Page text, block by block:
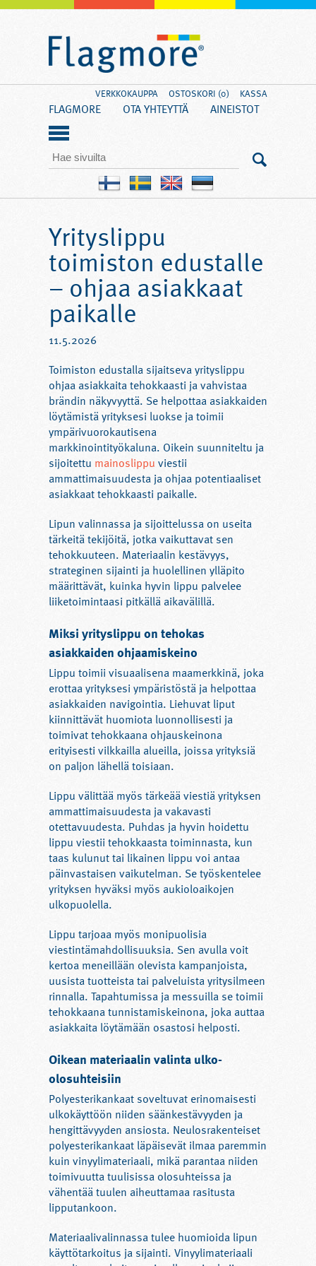
FLAGMORE OTA YHTEYTTÄ AINEISTOT
VERKKOKAUPPA OSTOSKORI (0) KASSA
Yrityslippu
toimiston edustalle
– ohjaa asiakkaat
paikalle
11.5.2026
Toimiston edustalla sijaitseva yrityslippu
ohjaa asiakkaita tehokkaasti ja vahvistaa
brändin näkyvyyttä. Se helpottaa asiakkaiden
löytämistä yrityksesi luokse ja toimii
ympärivuorokautisena
markkinointityökaluna. Oikein suunniteltu ja
sijoitettu mainoslippu viestii
ammattimaisuudesta ja ohjaa potentiaaliset
asiakkaat tehokkaasti paikalle.
Lipun valinnassa ja sijoittelussa on useita
tärkeitä tekijöitä, jotka vaikuttavat sen
tehokkuuteen. Materiaalin kestävyys,
strateginen sijainti ja huolellinen ylläpito
määrittävät, kuinka hyvin lippu palvelee
liiketoimintaasi pitkällä aikavälillä.
Miksi yrityslippu on tehokas
asiakkaiden ohjaamiskeino
Lippu toimii visuaalisena maamerkkinä, joka
erottaa yrityksesi ympäristöstä ja helpottaa
asiakkaiden navigointia. Liehuvat liput
kiinnittävät huomiota luonnollisesti ja
toimivat tehokkaana ohjauskeinona
erityisesti vilkkailla alueilla, joissa yrityksiä
on paljon lähellä toisiaan.
Lippu välittää myös tärkeää viestiä yrityksen
ammattimaisuudesta ja vakavasti
otettavuudesta. Puhdas ja hyvin hoidettu
lippu viestii tehokkaasta toiminnasta, kun
taas kulunut tai likainen lippu voi antaa
päinvastaisen vaikutelman. Se työskentelee
yrityksen hyväksi myös aukioloaikojen
ulkopuolella.
Lippu tarjoaa myös monipuolisia
viestintämahdollisuuksia. Sen avulla voit
kertoa meneillään olevista kampanjoista,
uusista tuotteista tai palveluista yritysilmeen
rinnalla. Tapahtumissa ja messuilla se toimii
tehokkaana tunnistamiskeinona, joka auttaa
asiakkaita löytämään osastosi helposti.
Oikean materiaalin valinta ulko-
olosuhteisiin
Polyesterikankaat soveltuvat erinomaisesti
ulkokäyttöön niiden säänkestävyyden ja
hengittävyyden ansiosta. Neulosrakenteiset
polyesterikankaat läpäisevät ilmaa paremmin
kuin vinyylimateriaali, mikä parantaa niiden
toimivuutta tuulisissa olosuhteissa ja
vähentää tuulen aiheuttamaa rasitusta
lipputankoon.
Materiaalivalinnassa tulee huomioida lipun
käyttötarkoitus ja sijainti. Vinyylimateriaali